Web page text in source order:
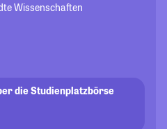
Wissenschaften
die Studienplatzbörse